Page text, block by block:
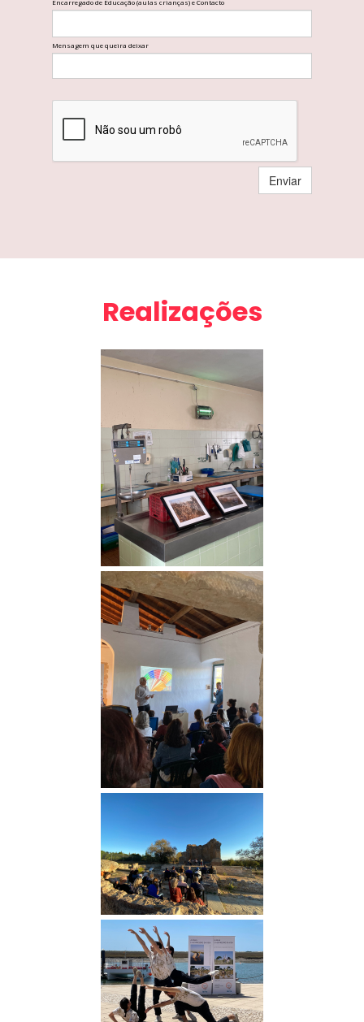
Encarregado de Educação (aulas crianças) e Contacto
Mensagem que queira deixar
Enviar
Realizações